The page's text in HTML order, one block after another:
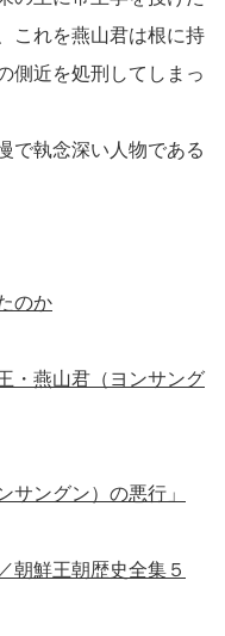
これを燕山君は根に持
側近を処刑してしまっ
で執念深い人物である
のか
・燕山君（ヨンサング
サングン）の悪行」
朝鮮王朝歴史全集５